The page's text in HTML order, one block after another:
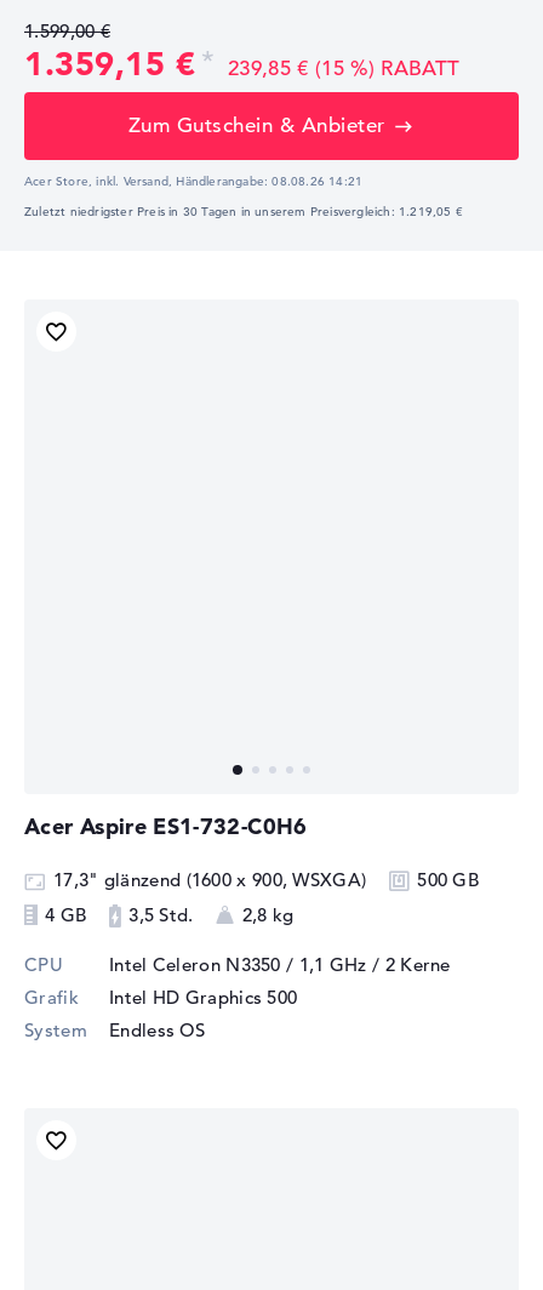
1.599,00 €
1.359,15 € 239,85 € (15 %) RABATT
Zum Gutschein & Anbieter
Acer Store, inkl. Versand, Händlerangabe:08.08.26 14:21
Zuletzt niedrigster Preis in 30 Tagen in unserem Preisvergleich: 1.219,05 €
Acer Aspire ES1-732-C0H6
17,3" glänzend (1600 x 900, WSXGA)
500 GB
4 GB
3,5 Std. 2,8 kg
CPU Intel Celeron N3350 / 1,1 GHz / 2 Kerne
Grafik
Intel HD Graphics 500
System
Endless OS